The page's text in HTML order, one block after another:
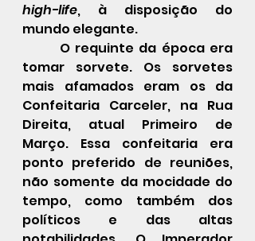
high-life, à disposição do
mundo elegante.
tomar sorvete. Os sorvetes
mais afamados eram os da
Confeitaria Carceler, na Rua
Direita, atual Primeiro de
Março. Essa confeitaria era
ponto preferido de reuniões,
não somente da mocidade do
tempo, como também dos
políticos e das altas